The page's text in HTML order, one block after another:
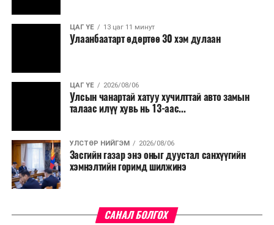
ЦАГ ҮЕ 13 цаг 11 минут
Улаанбаатарт өдөртөө 30 хэм дулаан
ЦАГ ҮЕ 2026/08/06
Улсын чанартай хатуу хучилттай авто замын
талаас илүү хувь нь 13-аас...
УЛСТӨР НИЙГЭМ 2026/08/06
Засгийн газар энэ оныг дуустал санхүүгийн
хэмнэлтийн горимд шилжинэ
САНАЛ БОЛГОХ